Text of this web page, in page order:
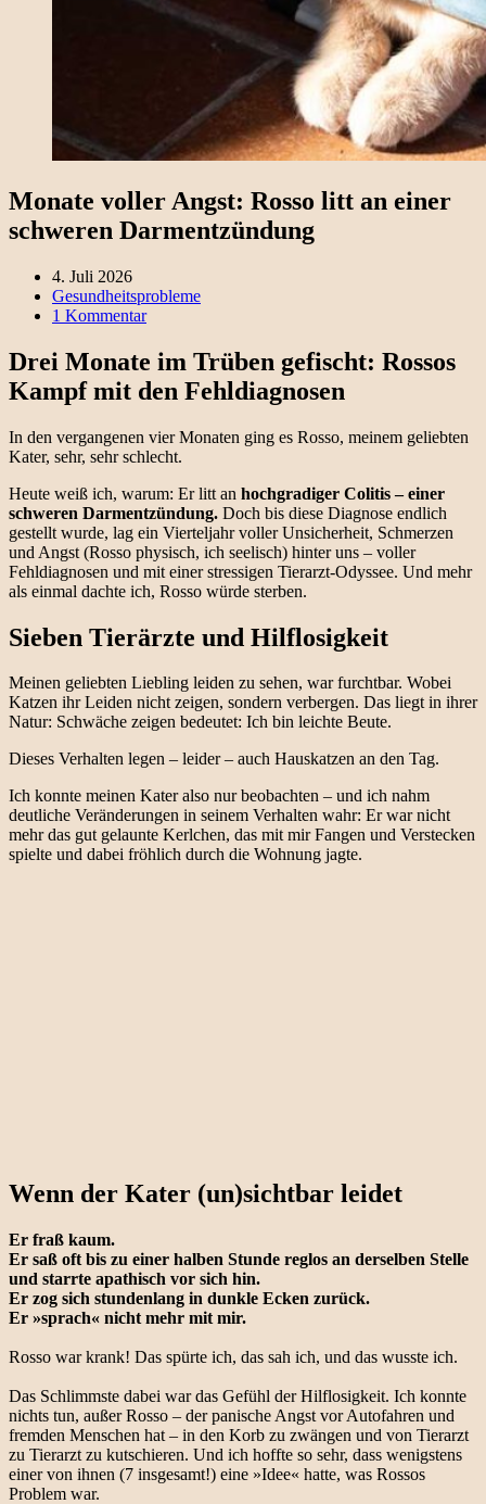
Monate voller Angst: Rosso litt an einer
schweren Darmentzündung
4. Juli 2026
Gesundheitsprobleme
1 Kommentar
Drei Monate im Trüben gefischt: Rossos
Kampf mit den Fehldiagnosen
In den vergangenen vier Monaten ging es Rosso, meinem geliebten
Kater, sehr, sehr schlecht.
Heute weiß ich, warum: Er litt an hochgradiger Colitis – einer
schweren Darmentzündung. Doch bis diese Diagnose endlich
gestellt wurde, lag ein Vierteljahr voller Unsicherheit, Schmerzen
und Angst (Rosso physisch, ich seelisch) hinter uns – voller
Fehldiagnosen und mit einer stressigen Tierarzt-Odyssee. Und mehr
als einmal dachte ich, Rosso würde sterben.
Sieben Tierärzte und Hilflosigkeit
Meinen geliebten Liebling leiden zu sehen, war furchtbar. Wobei
Katzen ihr Leiden nicht zeigen, sondern verbergen. Das liegt in ihrer
Natur: Schwäche zeigen bedeutet: Ich bin leichte Beute.
Dieses Verhalten legen – leider – auch Hauskatzen an den Tag.
Ich konnte meinen Kater also nur beobachten – und ich nahm
deutliche Veränderungen in seinem Verhalten wahr: Er war nicht
mehr das gut gelaunte Kerlchen, das mit mir Fangen und Verstecken
spielte und dabei fröhlich durch die Wohnung jagte.
Wenn der Kater (un)sichtbar leidet
Er fraß kaum.
Er saß oft bis zu einer halben Stunde reglos an derselben Stelle
und starrte apathisch vor sich hin.
Er zog sich stundenlang in dunkle Ecken zurück.
Er »sprach« nicht mehr mit mir.
Rosso war krank! Das spürte ich, das sah ich, und das wusste ich.
Das Schlimmste dabei war das Gefühl der Hilflosigkeit. Ich konnte
nichts tun, außer Rosso – der panische Angst vor Autofahren und
fremden Menschen hat – in den Korb zu zwängen und von Tierarzt
zu Tierarzt zu kutschieren. Und ich hoffte so sehr, dass wenigstens
einer von ihnen (7 insgesamt!) eine »Idee« hatte, was Rossos
Problem war.